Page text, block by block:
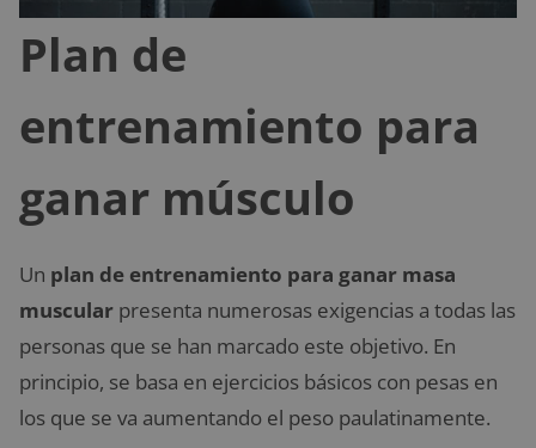
Plan de
entrenamiento para
ganar músculo
Un plan de entrenamiento para ganar masa
muscular presenta numerosas exigencias a todas las
personas que se han marcado este objetivo. En
principio, se basa en ejercicios básicos con pesas en
los que se va aumentando el peso paulatinamente.